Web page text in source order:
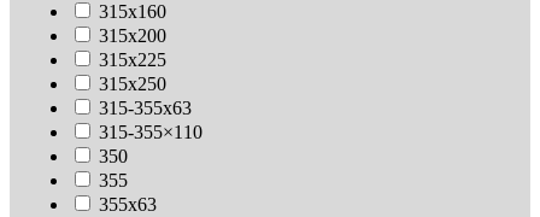
315х160
315х200
315х225
315х250
315-355х63
315-355×110
350
355
355х63